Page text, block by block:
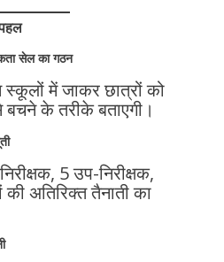
सेल का गठन
स्कूलों में जाकर छात्रों को
के तरीके बताएगी।
5 उप-निरीक्षक,
अतिरिक्त तैनाती का